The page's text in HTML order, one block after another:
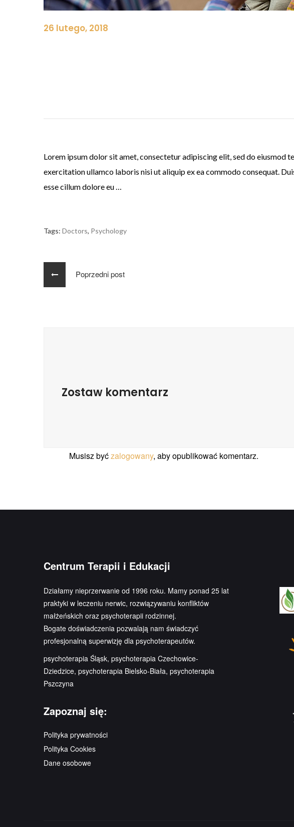
26 lutego, 2018
Lorem ipsum dolor sit amet, consectetur adipiscing elit, sed do eiusmod
exercitation ullamco laboris nisi ut aliquip ex ea commodo consequat.
esse cillum dolore eu …
Tags: Doctors, Psychology
Poprzedni post
Zostaw komentarz
Musisz byćzalogowany, aby opublikować komentarz.
Centrum Terapii i Edukacji
Działamy nieprzerwanie od 1996 roku. Mamy ponad 25 lat
praktyki w leczeniu nerwic, rozwiązywaniu konfliktów
małżeńskich oraz psychoterapii rodzinnej.
Bogate doświadczenia pozwalają nam świadczyć
profesjonalną superwizję dla psychoterapeutów.
psychoterapia Śląsk, psychoterapia Czechowice-
Dziedzice, psychoterapia Bielsko-Biała, psychoterapia
Pszczyna
Zapoznaj się:
Polityka prywatności
Polityka Cookies
Dane osobowe